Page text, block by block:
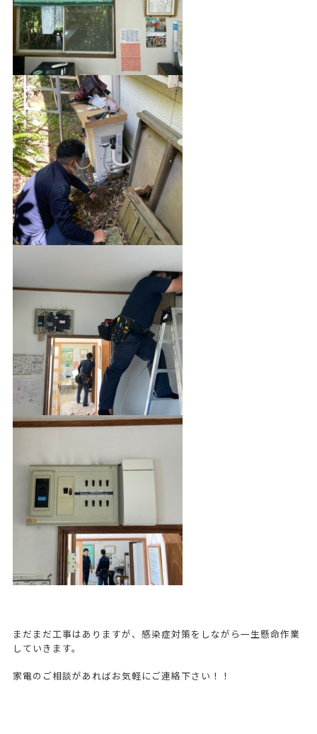
まだまだ工事はありますが、感染症対策をしながら一生懸命作業
していきます。
家電のご相談があればお気軽にご連絡下さい！！